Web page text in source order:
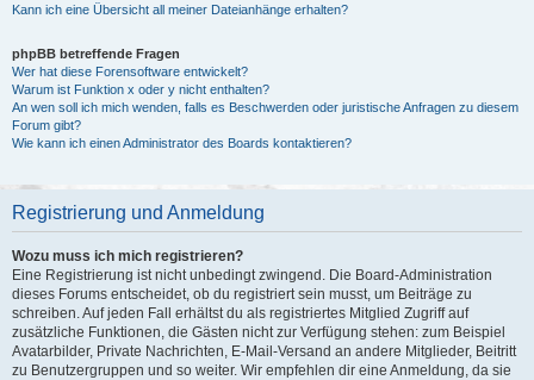
Kann ich eine Übersicht all meiner Dateianhänge erhalten?
phpBB betreffende Fragen
Wer hat diese Forensoftware entwickelt?
Warum ist Funktion x oder y nicht enthalten?
An wen soll ich mich wenden, falls es Beschwerden oder juristische Anfragen zu diesem
Forum gibt?
Wie kann ich einen Administrator des Boards kontaktieren?
Registrierung und Anmeldung
Wozu muss ich mich registrieren?
Eine Registrierung ist nicht unbedingt zwingend. Die Board-Administration
dieses Forums entscheidet, ob du registriert sein musst, um Beiträge zu
schreiben. Auf jeden Fall erhältst du als registriertes Mitglied Zugriff auf
zusätzliche Funktionen, die Gästen nicht zur Verfügung stehen: zum Beispiel
Avatarbilder, Private Nachrichten, E-Mail-Versand an andere Mitglieder, Beitritt
zu Benutzergruppen und so weiter. Wir empfehlen dir eine Anmeldung, da sie